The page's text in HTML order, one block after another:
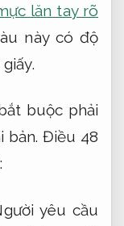
lăn tay rõ
này có độ
buộc phải
bản. Điều 48
yêu cầu